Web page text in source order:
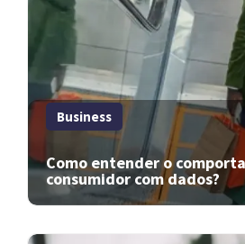
Business
Como entender o
consumidor com dados?